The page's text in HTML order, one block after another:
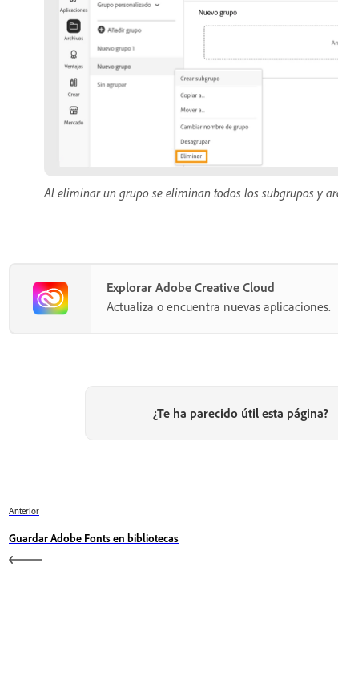
Al eliminar un grupo se eliminan todos los subgrupos y
Explorar Adobe Creative Cloud
Actualiza o encuentra nuevas aplicaciones.
¿Te ha parecido útil esta página?
Anterior
Guardar Adobe Fonts en bibliotecas